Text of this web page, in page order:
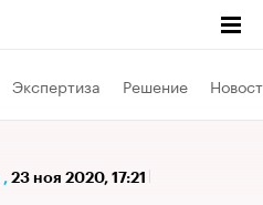
Экспертиза Решение
, 23 ноя 2020, 17:21